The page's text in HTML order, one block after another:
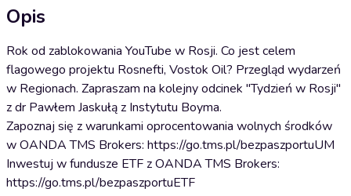
Opis
Rok od zablokowania YouTube w Rosji. Co jest celem
flagowego projektu Rosnefti, Vostok Oil? Przegląd wydarzeń
w Regionach. Zapraszam na kolejny odcinek "Tydzień w Rosji"
z dr Pawłem Jaskułą z Instytutu Boyma.
Zapoznaj się z warunkami oprocentowania wolnych środków
w OANDA TMS Brokers: https://go.tms.pl/bezpaszportuUM
Inwestuj w fundusze ETF z OANDA TMS Brokers:
https://go.tms.pl/bezpaszportuETF